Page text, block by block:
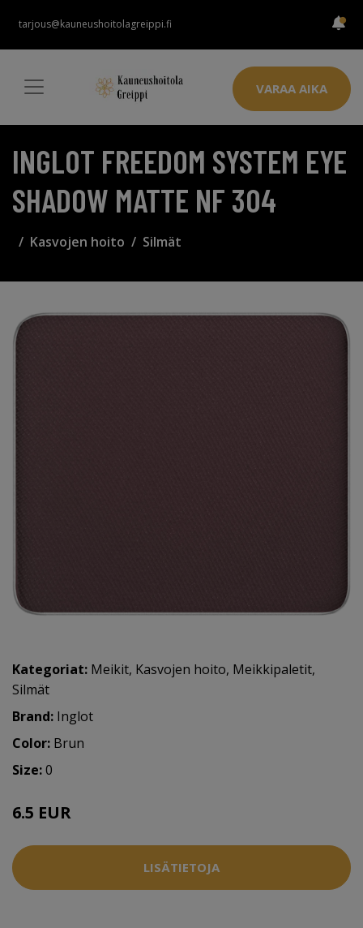
tarjous@kauneushoitolagreippi.fi
VARAA AIKA
INGLOT FREEDOM SYSTEM EYE
SHADOW MATTE NF 304
Kasvojen hoito Silmät
Kategoriat: Meikit, Kasvojen hoito, Meikkipaletit,
Silmät
Brand: Inglot
Color: Brun
Size:0
6.5 EUR
LISÄTIETOJA